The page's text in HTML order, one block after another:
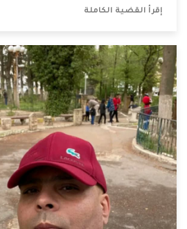
إقرأ القضية الكاملة